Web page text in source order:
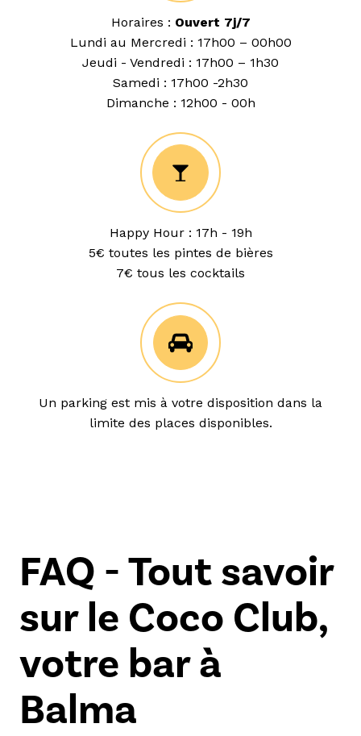
Horaires : Ouvert 7j/7
Lundi au Mercredi : 17h00 – 00h00
Jeudi - Vendredi : 17h00 – 1h30
Samedi : 17h00 -2h30
Dimanche : 12h00 - 00h
Happy Hour : 17h - 19h
5€ toutes les pintes de bières
7€ tous les cocktails
Un parking est mis à votre disposition dans la
limite des places disponibles.
FAQ - Tout savoir
sur le Coco Club,
votre bar à
Balma